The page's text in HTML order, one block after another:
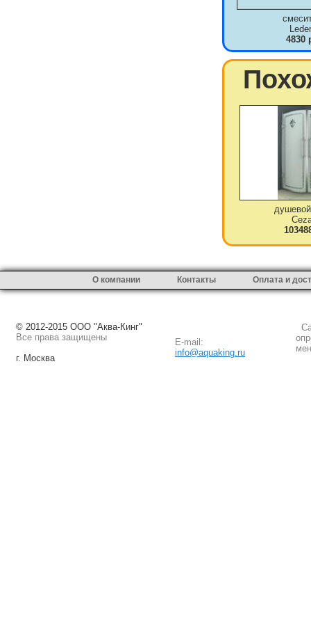
4830
О компании Контакты Оплата и
© 2012-2015 ООО "Аква-Кинг"
Все права защищены
г. Москва
E-mail:
info@aquaking.ru